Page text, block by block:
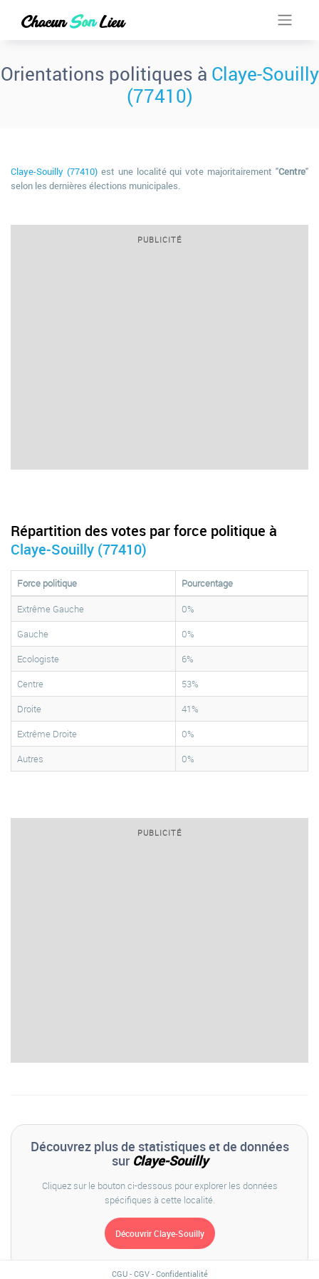
Orientations politiques à Claye-Souilly
(77410)
Claye-Souilly (77410)est une localité qui vote majoritairement "Centre"
selon les dernières élections municipales.
PUBLICITÉ
Répartition des votes par force politique à
Claye-Souilly (77410)
Force politique
Pourcentage
Extrême Gauche
0%
Gauche
0%
Ecologiste
6%
Centre
53%
Droite
41%
Extrême Droite
0%
Autres
0%
PUBLICITÉ
Découvrez plus de statistiques et de données
sur Claye-Souilly
Cliquez sur le bouton ci-dessous pour explorer les données
spécifiques à cette localité.
CGU- CGV- Confidentialité